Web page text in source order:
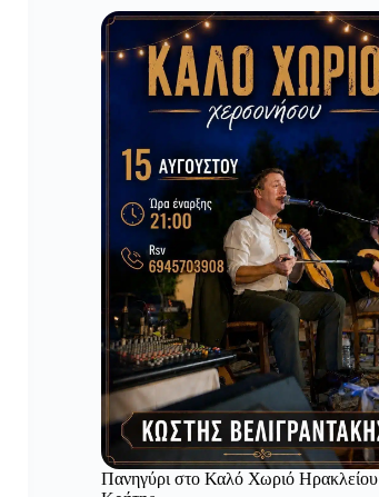
Πανηγύρι στο Καλό Χωριό Ηρακλείου